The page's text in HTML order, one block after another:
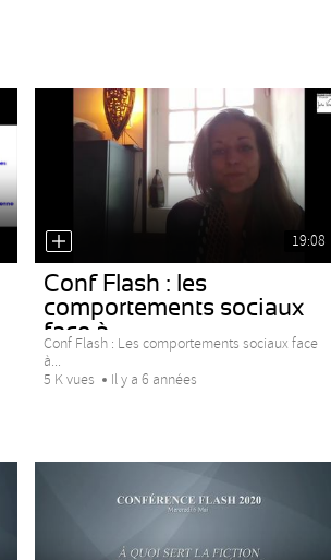
19:08
Conf Flash : les
comportements sociaux
face à...
Conf Flash : Les comportements sociaux face
à...
5 K vues
Il y a 6 années